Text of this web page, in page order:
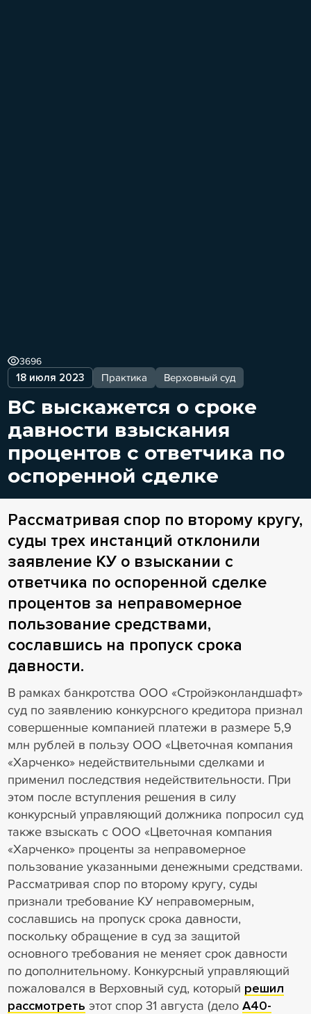
18 июля 2023 Практика Верховный суд
3696
ВС выскажется о сроке
давности взыскания
процентов с ответчика по
оспоренной сделке
Рассматривая спор по второму кругу,
суды трех инстанций отклонили
заявление КУ о взыскании с
ответчика по оспоренной сделке
процентов за неправомерное
пользование средствами,
сославшись на пропуск срока
давности.
В рамках банкротства ООО «Стройэконландшафт»
суд по заявлению конкурсного кредитора признал
совершенные компанией платежи в размере 5,9
млн рублей в пользу ООО «Цветочная компания
«Харченко» недействительными сделками и
применил последствия недействительности. При
этом после вступления решения в силу
конкурсный управляющий должника попросил суд
также взыскать с ООО «Цветочная компания
«Харченко» проценты за неправомерное
пользование указанными денежными средствами.
Рассматривая спор по второму кругу, суды
признали требование КУ неправомерным,
сославшись на пропуск срока давности,
поскольку обращение в суд за защитой
основного требования не меняет срок давности
по дополнительному. Конкурсный управляющий
пожаловался в Верховный суд, который решил
рассмотреть этот спор 31 августа (дело А40-